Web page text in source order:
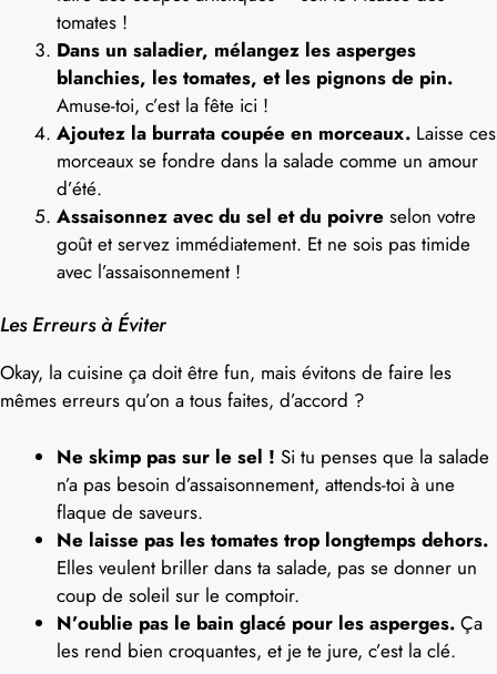
tomates !
Dans un saladier, mélangez les asperges
blanchies, les tomates, et les pignons de pin.
Amuse-toi, c’est la fête ici !
Ajoutez la burrata coupée en morceaux. Laisse ces
morceaux se fondre dans la salade comme un amour
d’été.
Assaisonnez avec du sel et du poivre selon votre
goût et servez immédiatement. Et ne sois pas timide
avec l’assaisonnement !
Les Erreurs à Éviter
Okay, la cuisine ça doit être fun, mais évitons de faire les
mêmes erreurs qu’on a tous faites, d’accord ?
Ne skimp pas sur le sel ! Si tu penses que la salade
n’a pas besoin d’assaisonnement, attends-toi à une
flaque de saveurs.
Ne laisse pas les tomates trop longtemps dehors.
Elles veulent briller dans ta salade, pas se donner un
coup de soleil sur le comptoir.
N’oublie pas le bain glacé pour les asperges. Ça
les rend bien croquantes, et je te jure, c’est la clé.